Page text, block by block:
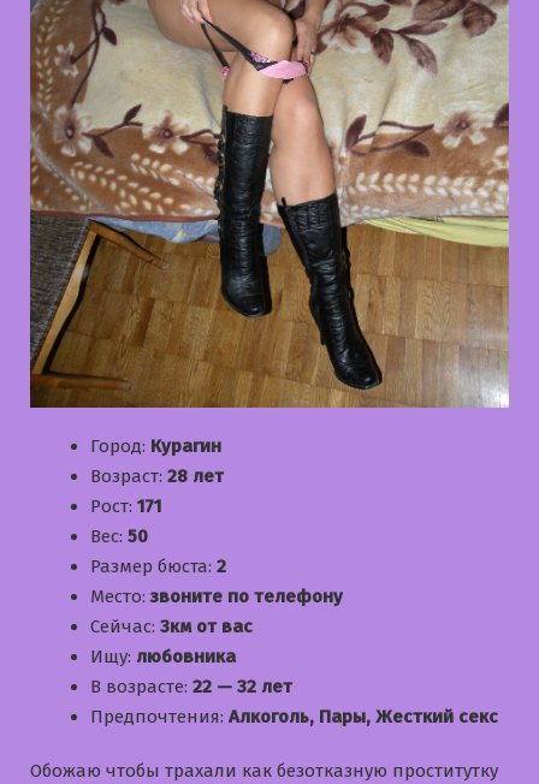
Город: Курагин
Возраст: 28 лет
Рост: 171
Вес: 50
Размер бюста: 2
Место:звоните по телефону
Сейчас: 3км от вас
Ищу: любовника
В возрасте: 22 — 32 лет
Предпочтения: Алкоголь, Пары, Жесткий секс
Обожаю чтобы трахали как безотказную проститутку